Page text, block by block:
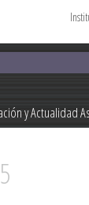
contenido
y Actualidad
Astronómica